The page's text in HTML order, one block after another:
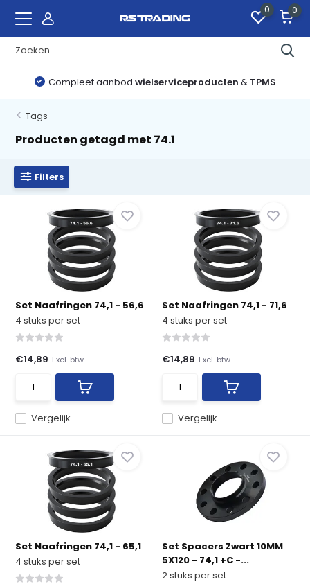
0 0
Compleet aanbod wielserviceproducten & TPMS
Tags
Producten getagd met 74.1
Filters
Set Naafringen 74,1 - 56,6
4 stuks per set
Vergelijk
€14,89 Excl. btw
Set Naafringen 74,1 - 71,6
4 stuks per set
Vergelijk
€14,89 Excl. btw
Set Naafringen 74,1 - 65,1
4 stuks per set
Set Spacers Zwart 10MM
5X120 - 74,1 +C -...
2 stuks per set